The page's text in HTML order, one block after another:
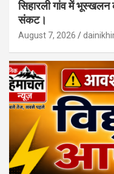
सिहारली गांव में भूस्खलन
संकट।
August 7, 2026